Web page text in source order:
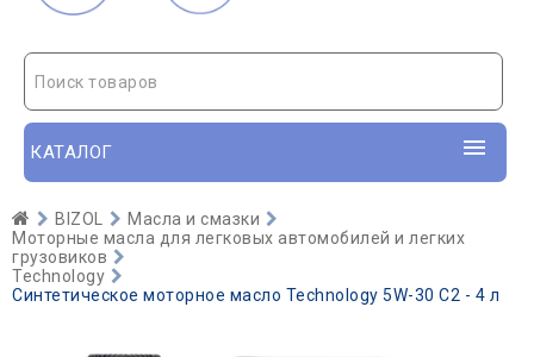
Поиск товаров
КАТАЛОГ
BIZOL
Масла и смазки
Моторные масла для легковых автомобилей и легких
грузовиков
Technology
Синтетическое моторное масло Technology 5W-30 C2 - 4 л